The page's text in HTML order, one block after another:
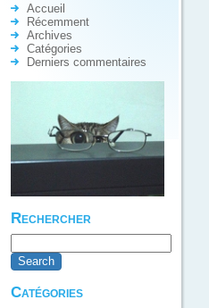
Accueil
Récemment
Archives
Catégories
Derniers commentaires
Rechercher
Catégories